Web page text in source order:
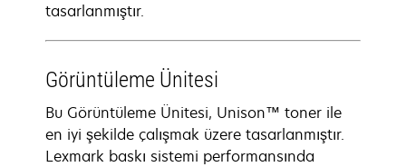
tasarlanmıştır.
Görüntüleme Ünitesi
Bu Görüntüleme Ünitesi, Unison™ toner ile
en iyi şekilde çalışmak üzere tasarlanmıştır.
Lexmark baskı sistemi performansında